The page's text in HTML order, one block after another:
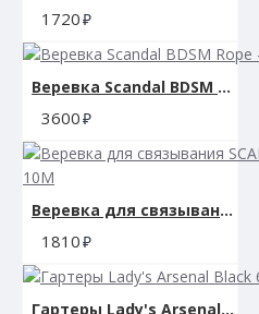
1720
Веревка Scandal BDSM Rope - 30 метров
3600
Веревка для связывания SCANDAL BDSM ROPE 10M
1810
Гартеры Lady's Arsenal Black 68008ars